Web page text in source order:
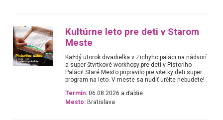
Kultúrne leto pre deti v Starom
Meste
Každý utorok divadielka v Zichyho paláci na nádvorí
a super štvrtkové workhopy pre deti v Pistoriho
Paláci! Staré Mesto pripravilo pre všetky deti super
program na leto. V meste sa nudiť určite nebudete!
Termín: 06.08.2026 a ďalšie
Mesto: Bratislava